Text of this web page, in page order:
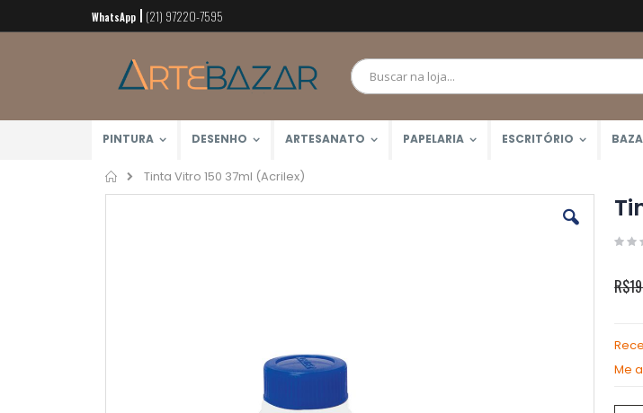
Pular
para
conteúdo
WhatsApp (21) 97220-7595
PINTURA DESENHO ARTESANATO PAPELARIA ESCRITÓRIO
Home
Tinta Vitro 150 37ml (Acrilex)
Pular
Me